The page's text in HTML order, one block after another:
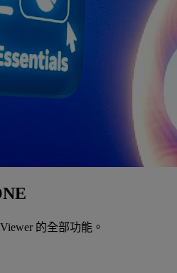
的全部功能。